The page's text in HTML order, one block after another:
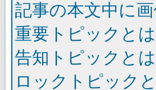
記事の本文中に
重要トピックと
告知トピックと
ロックトピック